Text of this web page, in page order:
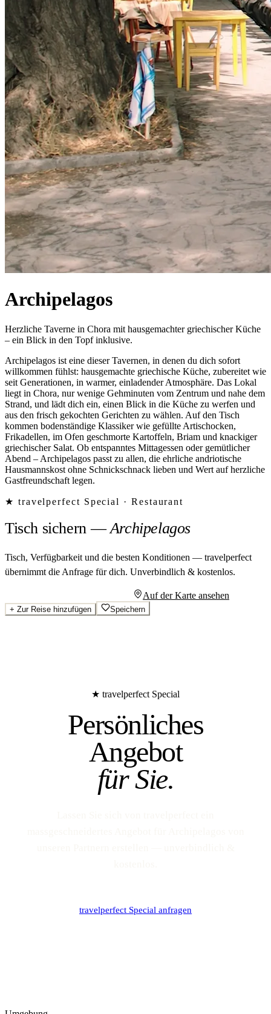
Archipelagos
Herzliche Taverne in Chora mit hausgemachter griechischer Küche
– ein Blick in den Topf inklusive.
Archipelagos ist eine dieser Tavernen, in denen du dich sofort
willkommen fühlst: hausgemachte griechische Küche, zubereitet wie
seit Generationen, in warmer, einladender Atmosphäre. Das Lokal
liegt in Chora, nur wenige Gehminuten vom Zentrum und nahe dem
Strand, und lädt dich ein, einen Blick in die Küche zu werfen und
aus den frisch gekochten Gerichten zu wählen. Auf den Tisch
kommen bodenständige Klassiker wie gefüllte Artischocken,
Frikadellen, im Ofen geschmorte Kartoffeln, Briam und knackiger
griechischer Salat. Ob entspanntes Mittagessen oder gemütlicher
Abend – Archipelagos passt zu allen, die ehrliche andriotische
Hausmannskost ohne Schnickschnack lieben und Wert auf herzliche
Gastfreundschaft legen.
★ travelperfect Special · Restaurant
Tisch sichern—Archipelagos
Tisch, Verfügbarkeit und die besten Konditionen — travelperfect
übernimmt die Anfrage für dich. Unverbindlich & kostenlos.
Auf der Karte ansehen
+ Zur Reise hinzufügen Speichern
★ travelperfect Special
Persönliches
Angebot
für Sie.
travelperfect Special anfragen